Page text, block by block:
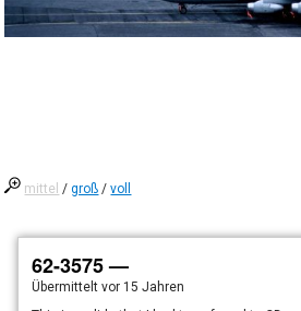
mittel /groß /voll
62-3575 —
Übermitteltvor 15 Jahren